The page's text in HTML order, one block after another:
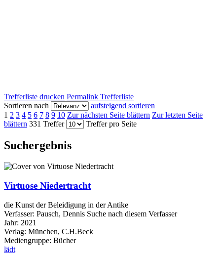
Trefferliste drucken Permalink Trefferliste
Sortieren nach
aufsteigend sortieren
1 2 3 4 5 6 7 8 9 10 Zur nächsten Seite blättern Zur letzten Seite
blättern 331 Treffer Treffer pro Seite
Suchergebnis
Virtuose Niedertracht
die Kunst der Beleidigung in der Antike
Verfasser: Pausch, Dennis Suche nach diesem Verfasser
Jahr: 2021
Verlag: München, C.H.Beck
Mediengruppe: Bücher
lädt